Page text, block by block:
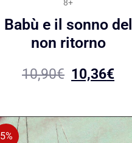
8+
Babù e il sonno del
non ritorno
10,90€ 10,36€
5%